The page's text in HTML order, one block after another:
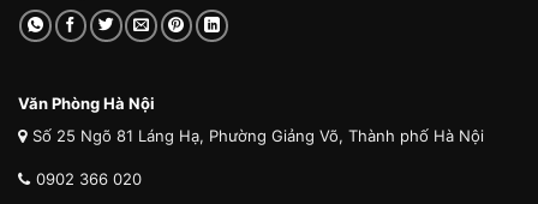
Văn Phòng Hà Nội
Số 25 Ngõ 81 Láng Hạ, Phường Giảng Võ, Thành phố Hà Nội
0902 366 020